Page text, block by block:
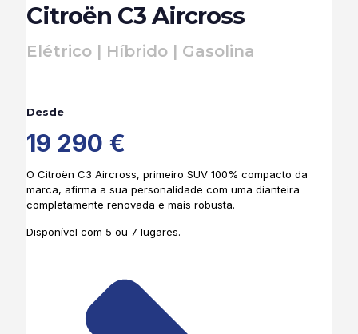
Citroën C3 Aircross
Elétrico | Híbrido | Gasolina
Desde
19 290 €
O Citroën C3 Aircross, primeiro SUV 100% compacto da
marca, afirma a sua personalidade com uma dianteira
completamente renovada e mais robusta.
Disponível com 5 ou 7 lugares.